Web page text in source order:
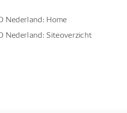
Nederland: Home
Nederland: Siteoverzicht